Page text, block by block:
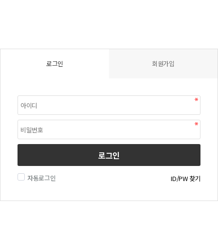
로그인 회원가입
로그인
자동로그인 ID/PW 찾기